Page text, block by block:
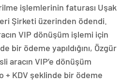
işlemlerinin faturası Uşak
Şirketi üzerinden ödendi.
VIP dönüşüm işlemi için
bir ödeme yapıldığını, Özgür
aracın VIP’e dönüşüm
+ KDV şeklinde bir ödeme